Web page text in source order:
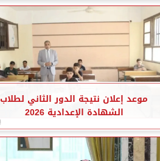
موعد إعلان نتيجة الدور الثاني لطلاب
الشهادة الإعدادية 2026